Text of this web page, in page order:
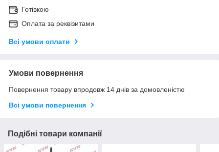
Готівкою
Оплата за реквізитами
Всі умови оплати
Умови повернення
Повернення товару впродовж 14 днів за домовленістю
Всі умови повернення
Подібні товари компанії